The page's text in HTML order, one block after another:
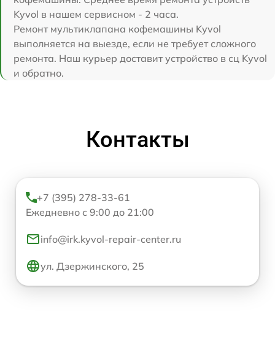
Kyvol в нашем сервисном - 2 часа.
Ремонт мультиклапана кофемашины Kyvol
выполняется на выезде, если не требует сложного
ремонта. Наш курьер доставит устройство в сц Kyvol
и обратно.
Контакты
+7 (395) 278-33-61
Ежедневно с 9:00 до 21:00
info@irk.kyvol-repair-center.ru
ул. Дзержинского, 25